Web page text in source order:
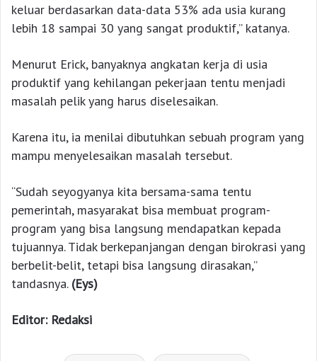
keluar berdasarkan data-data 53% ada usia kurang
lebih 18 sampai 30 yang sangat produktif,” katanya.
Menurut Erick, banyaknya angkatan kerja di usia
produktif yang kehilangan pekerjaan tentu menjadi
masalah pelik yang harus diselesaikan.
Karena itu, ia menilai dibutuhkan sebuah program yang
mampu menyelesaikan masalah tersebut.
“Sudah seyogyanya kita bersama-sama tentu
pemerintah, masyarakat bisa membuat program-
program yang bisa langsung mendapatkan kepada
tujuannya. Tidak berkepanjangan dengan birokrasi yang
berbelit-belit, tetapi bisa langsung dirasakan,”
tandasnya. (Eys)
Editor: Redaksi